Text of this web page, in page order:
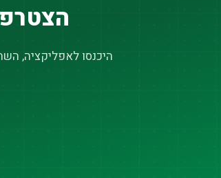
היכנסו לאפליקציה,